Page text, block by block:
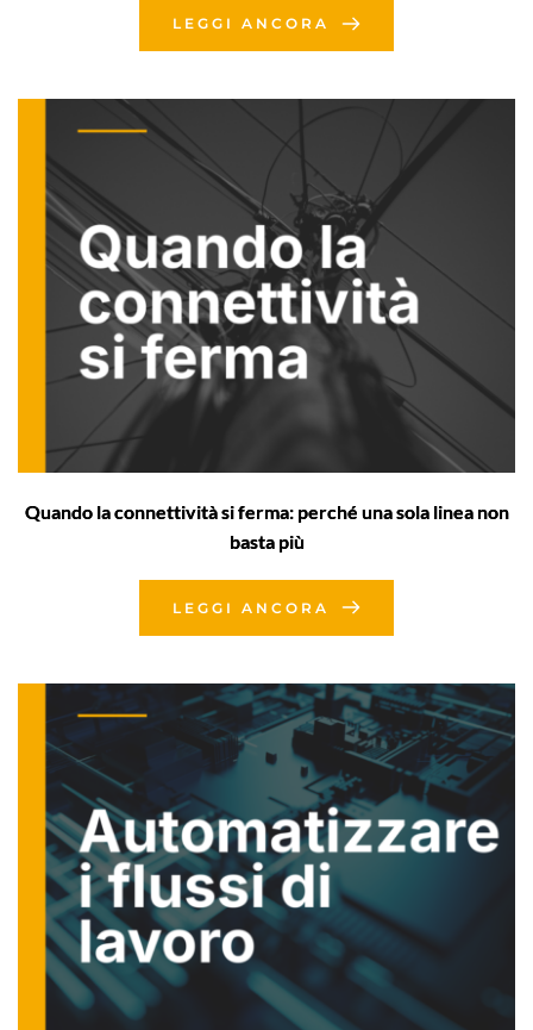
LEGGI ANCORA
Quando la connettività si ferma: perché una sola linea non
basta più
LEGGI ANCORA